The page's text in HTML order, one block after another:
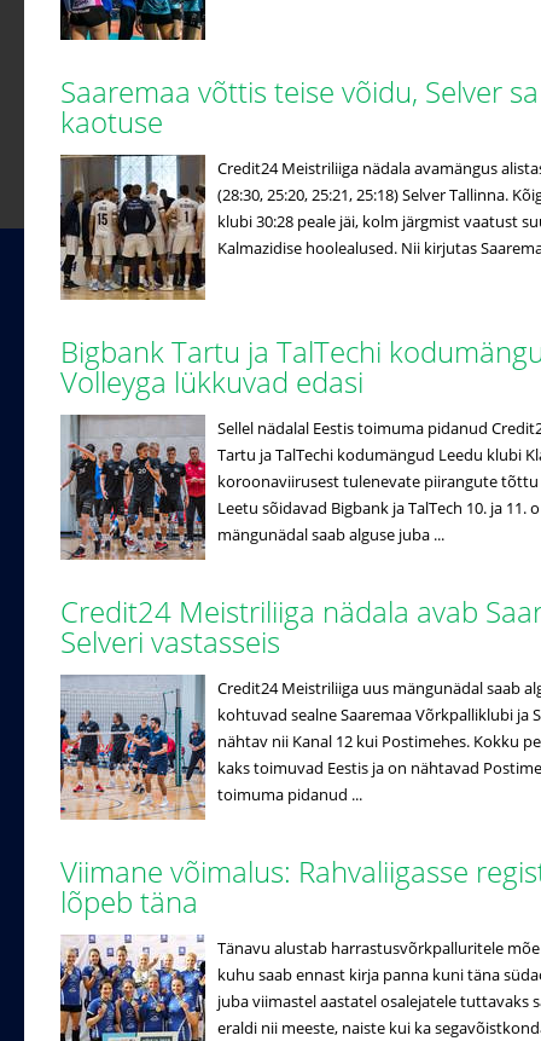
Saaremaa võttis teise võidu, Selver
kaotuse
Credit24 Meistriliiga nädala avamängus
(28:30, 25:20, 25:21, 25:18) Selver Tallinna.
klubi 30:28 peale jäi, kolm järgmist vaatust
Kalmazidise hoolealused. Nii kirjutas
Bigbank Tartu ja TalTechi
Volleyga lükkuvad edasi
Sellel nädalal Eestis toimuma pidanud
Tartu ja TalTechi kodumängud Leedu klubi
koroonaviirusest tulenevate piirangute tõttu
Leetu sõidavad Bigbank ja TalTech 10. ja
mängunädal saab alguse juba ...
Credit24 Meistriliiga nädala avab
Selveri vastasseis
Credit24 Meistriliiga uus mängunädal saab
kohtuvad sealne Saaremaa Võrkpalliklubi ja
nähtav nii Kanal 12 kui Postimehes. Kokku
kaks toimuvad Eestis ja on nähtavad
toimuma pidanud ...
Viimane võimalus: Rahvaliigasse
lõpeb täna
Tänavu alustab harrastusvõrkpalluritele
kuhu saab ennast kirja panna kuni täna
juba viimastel aastatel osalejatele tuttavaks
eraldi nii meeste, naiste kui ka